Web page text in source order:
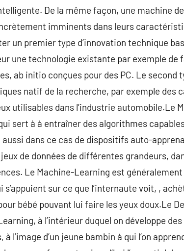
De la même façon, une machine
imminents dans leurs
un premier type d’innovation technique
une technologie existante par exemple
ab initio conçues pour des PC. Le second
natif de la recherche, par exemple des
utilisables dans l’industrie automobile.Le
sert à à entraîner des algorithmes
aussi dans ce cas de dispositifs auto-
jeux de données de différentes grandeurs,
Le Machine-Learning est généralement
sur ce que l’internaute voit, ,
bébé pouvant lui faire les yeux doux.Le
à l’intérieur duquel on développe
l’image d’un jeune bambin à qui l’on